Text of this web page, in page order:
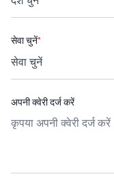
सेवा चुनें*
अपनी क्वेरी दर्ज करें